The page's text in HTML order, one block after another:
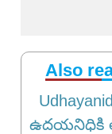
Also
ఉదయనిధికి